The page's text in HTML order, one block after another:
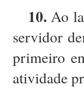
10. Ao
servidor
primeiro
atividade